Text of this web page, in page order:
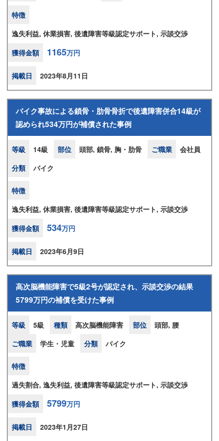
特徴
逸失利益, 休業損害, 後遺障害等級認定サポート, 示談交渉
獲得金額
1165万円
掲載日 2023年8月11日
バイク事故による鎖骨・肋骨骨折で後遺障害併合14級が
認められ534万円が補償された事例
等級 14級 部位 頭部, 鎖骨, 胸・肋骨 ご職業
会社員
分類
バイク
特徴
逸失利益, 休業損害, 後遺障害等級認定サポート, 示談交渉
獲得金額
534万円
掲載日 2023年6月9日
高次脳機能障害で5級2号が認定され、示談交渉の結果
5799万円の補償を受けた事例
等級 5級 種類 高次脳機能障害 部位
頭部, 腰
ご職業
学生・児童 分類 バイク
特徴
過失割合, 逸失利益, 後遺障害等級認定サポート, 示談交渉
獲得金額
5799万円
掲載日 2023年1月27日